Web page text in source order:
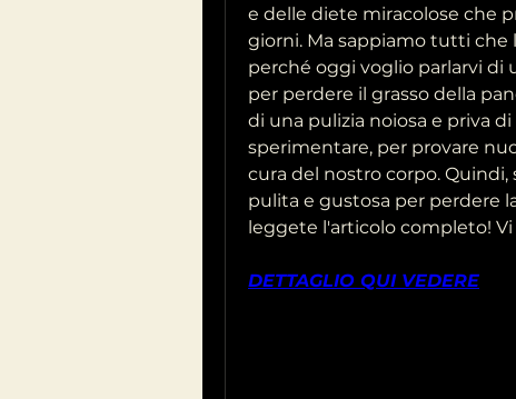
e delle diete miracolose che
giorni. Ma sappiamo tutti che
perché oggi voglio parlarvi di
per perdere il grasso della
di una pulizia noiosa e priva
sperimentare, per provare
cura del nostro corpo.
pulita e gustosa per perdere
leggete l'articolo completo!
DETTAGLIO QUI VEDERE